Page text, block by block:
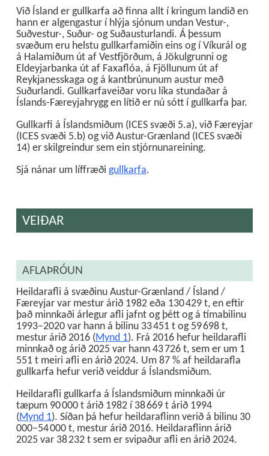
Við Ísland er gullkarfa að finna allt í kringum landið en
hann er algengastur í hlýja sjónum undan Vestur-,
Suðvestur-, Suður- og Suðausturlandi. Á þessum
svæðum eru helstu gullkarfamiðin eins og í Víkurál og
á Halamiðum út af Vestfjörðum, á Jökulgrunni og
Eldeyjarbanka út af Faxaflóa, á Fjöllunum út af
Reykjanesskaga og á kantbrúnunum austur með
Suðurlandi. Gullkarfaveiðar voru líka stundaðar á
Íslands-Færeyjahrygg en lítið er nú sótt í gullkarfa þar.
Gullkarfi á Íslandsmiðum (ICES svæði 5.a), við Færeyjar
(ICES svæði 5.b) og við Austur-Grænland (ICES svæði
14) er skilgreindur sem ein stjórnunareining.
Sjá nánar um líffræði gullkarfa.
VEIÐAR
AFLAÞRÓUN
Heildarafli á svæðinu Austur-Grænland / Ísland /
Færeyjar var mestur árið 1982 eða 130 429 t, en eftir
það minnkaði árlegur afli jafnt og þétt og á tímabilinu
1993–2020 var hann á bilinu 33 451 t og 59 698 t,
mestur árið 2016 (Mynd 1). Frá 2016 hefur heildarafli
minnkað og árið 2025 var hann 43 726 t, sem er um 1
551 t meiri afli en árið 2024. Um 87 % af heildarafla
gullkarfa hefur verið veiddur á Íslandsmiðum.
Heildarafli gullkarfa á Íslandsmiðum minnkaði úr
tæpum 90 000 t árið 1982 í 38 669 t árið 1994
(Mynd 1). Síðan þá hefur heildaraflinn verið á bilinu 30
000–54 000 t, mestur árið 2016. Heildaraflinn árið
2025 var 38 232 t sem er svipaður afli en árið 2024.